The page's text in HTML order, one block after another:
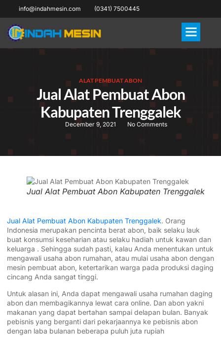
info@indahmesin.com (0341) 7500445
ALAT PEMBUAT ABON
Jual Alat Pembuat Abon
Kabupaten Trenggalek
December 9, 2021 No Comments
Jual Alat Pembuat Abon Kabupaten Trenggalek
Jual Alat Pembuat Abon Kabupaten Trenggalek. Orang
Indonesia merupakan pencinta berat abon, baik selaku lauk
buat konsumsi keseharian atau selaku hadiah untuk kawan dan
keluarga . Sehingga sudah pasti, kalau Anda menentukan untuk
mengawali usaha abon rumahan, atau mulai usaha abon dengan
mesin pembuat abon, ketertarikan warga pada produksi daging
cincang Anda sangat tinggi.
Untuk alasan ini, Anda dapat mengawali usaha rumahan daging
abon dan membagikannya lewat cara online. Dan abon yakni
makanan yang dapat bertahan sampai delapan bulan. Banyak
pebisnis yang berganti dari pekarjaannya ke pebisnis abon
dengan laba bulanan beberapa puluh juta rupiah